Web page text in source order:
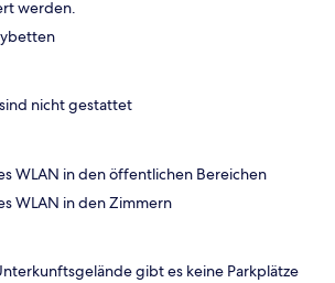
werden.
nicht gestattet
WLAN in den öffentlichen Bereichen
WLAN in den Zimmern
gibt es keine Parkplätze